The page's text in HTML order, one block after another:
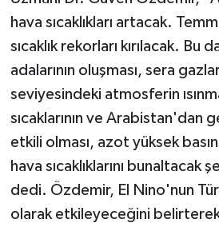
hava sıcaklıkları artacak.
sıcaklık rekorları kırılacak. Bu
adalarının oluşması, sera
seviyesindeki atmosferin
sıcaklarının ve Arabistan'dan
etkili olması, azot yüksek
hava sıcaklıklarını bunaltacak
dedi. Özdemir, El Nino'nun
olarak etkileyeceğini